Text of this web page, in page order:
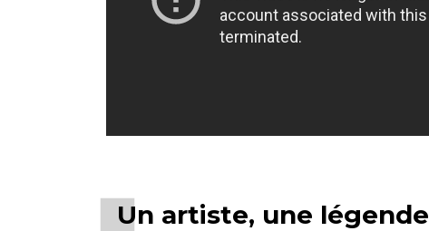
Un artiste, une légende